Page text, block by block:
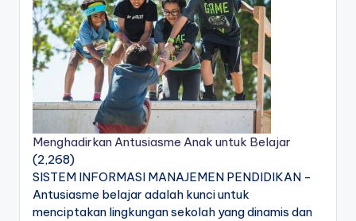
Menghadirkan Antusiasme Anak untuk Belajar
(2,268)
SISTEM INFORMASI MANAJEMEN PENDIDIKAN -
Antusiasme belajar adalah kunci untuk
menciptakan lingkungan sekolah yang dinamis dan